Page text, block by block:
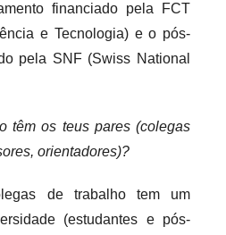
financiado pela FCT
e Tecnologia) e o pós-
pela SNF (Swiss National
têm os teus pares (colegas
orientadores)?
de trabalho tem um
(estudantes e pós-